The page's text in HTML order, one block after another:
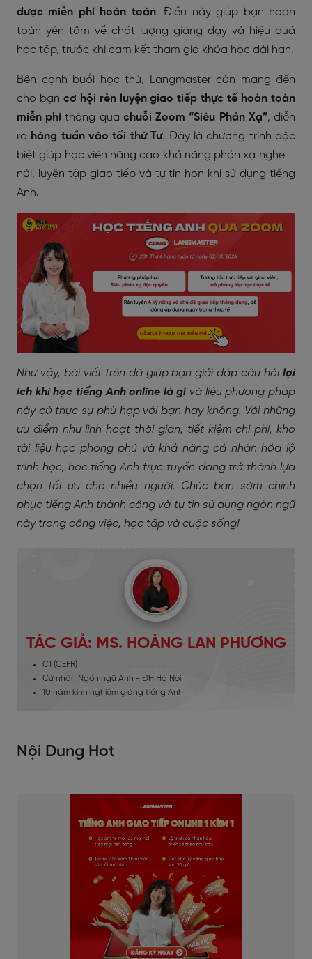
được miễn phí hoàn toàn. Điều này giúp bạn hoàn
toàn yên tâm về chất lượng giảng dạy và hiệu quả
học tập, trước khi cam kết tham gia khóa học dài hạn.
Bên cạnh buổi học thử, Langmaster còn mang đến
cho bạn cơ hội rèn luyện giao tiếp thực tế hoàn toàn
miễn phí thông qua chuỗi Zoom “Siêu Phản Xạ”, diễn
ra hàng tuần vào tối thứ Tư. Đây là chương trình đặc
biệt giúp học viên nâng cao khả năng phản xạ nghe –
nói, luyện tập giao tiếp và tự tin hơn khi sử dụng tiếng
Anh.
Như vậy, bài viết trên đã giúp bạn giải đáp câu hỏi lợi
ích khi học tiếng Anh online là gì và liệu phương pháp
này có thực sự phù hợp với bạn hay không. Với những
ưu điểm như linh hoạt thời gian, tiết kiệm chi phí, kho
tài liệu học phong phú và khả năng cá nhân hóa lộ
trình học, học tiếng Anh trực tuyến đang trở thành lựa
chọn tối ưu cho nhiều người. Chúc bạn sớm chinh
phục tiếng Anh thành công và tự tin sử dụng ngôn ngữ
này trong công việc, học tập và cuộc sống!
TÁC GIẢ: MS. HOÀNG LAN PHƯƠNG
C1 (CEFR)
Cử nhân Ngôn ngữ Anh - ĐH Hà Nội
10 năm kinh nghiệm giảng tiếng Anh
Nội Dung Hot